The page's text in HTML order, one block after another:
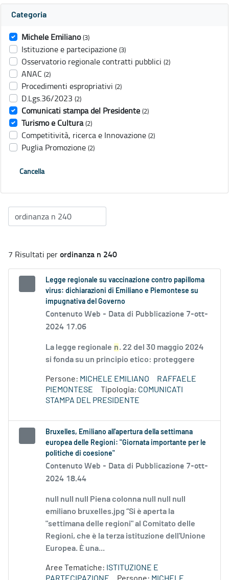
Categoria
Michele Emiliano (3)
Istituzione e partecipazione (3)
Osservatorio regionale contratti pubblici (2)
ANAC (2)
Procedimenti espropriativi (2)
D.Lgs.36/2023 (2)
Comunicati stampa del Presidente (2)
Turismo e Cultura (2)
Competitività, ricerca e Innovazione (2)
Puglia Promozione (2)
Cancella
7 Risultati perordinanza n 240
Legge regionale su vaccinazione contro papilloma
virus: dichiarazioni di Emiliano e Piemontese su
impugnativa del Governo
Contenuto Web - Data di Pubblicazione 7-ott-
2024 17.06
La legge regionale n. 22 del 30 maggio 2024
si fonda su un principio etico: proteggere
Persone: MICHELE EMILIANO
RAFFAELE
PIEMONTESE
Tipologia: COMUNICATI
STAMPA DEL PRESIDENTE
Bruxelles, Emiliano all'apertura della settimana
europea delle Regioni: "Giornata importante per le
politiche di coesione"
Contenuto Web - Data di Pubblicazione 7-ott-
2024 18.44
null null null Piena colonna null null null
emiliano bruxelles.jpg “Si è aperta la
"settimana delle regioni" al Comitato delle
Regioni, che è la terza istituzione dell'Unione
Europea. È una...
Aree Tematiche: ISTITUZIONE E